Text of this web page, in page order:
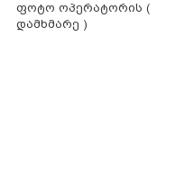
ფოტო ოპერატორის (
დამხმარე )